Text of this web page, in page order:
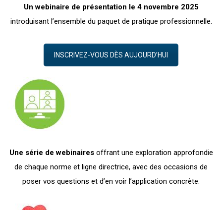
Un webinaire de présentation le 4 novembre 2025
introduisant l’ensemble du paquet de pratique professionnelle.
INSCRIVEZ-VOUS DÈS AUJOURD’HUI
Une série de webinairesoffrant une exploration approfondie
de chaque norme et ligne directrice, avec des occasions de
poser vos questions et d’en voir l’application concrète.